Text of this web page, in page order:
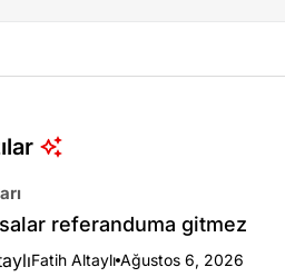
Türkiye’den niye
referanduma gitmez
Fatih Altaylı Ağustos 6, 2026